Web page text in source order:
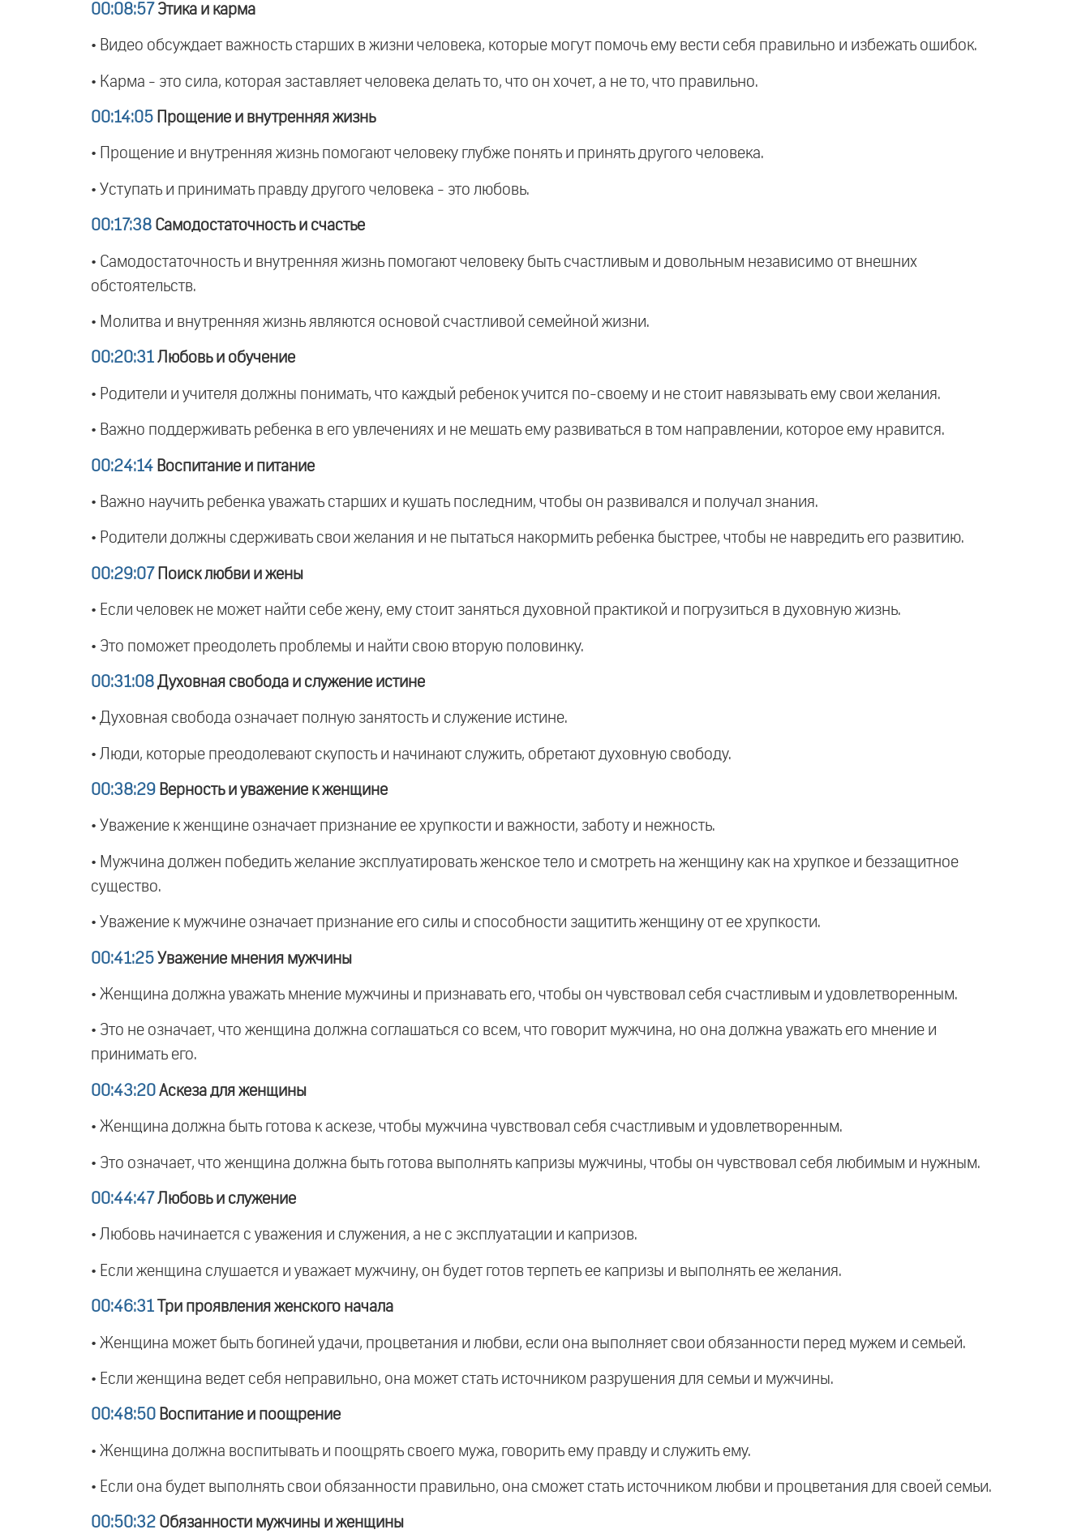
00:08:57 Этика и карма
• Видео обсуждает важность старших в жизни человека, которые могут помочь ему вести себя правильно и избежать ошибок.
• Карма - это сила, которая заставляет человека делать то, что он хочет, а не то, что правильно.
00:14:05 Прощение и внутренняя жизнь
• Прощение и внутренняя жизнь помогают человеку глубже понять и принять другого человека.
• Уступать и принимать правду другого человека - это любовь.
00:17:38 Самодостаточность и счастье
• Самодостаточность и внутренняя жизнь помогают человеку быть счастливым и довольным независимо от внешних
обстоятельств.
• Молитва и внутренняя жизнь являются основой счастливой семейной жизни.
00:20:31 Любовь и обучение
• Родители и учителя должны понимать, что каждый ребенок учится по-своему и не стоит навязывать ему свои желания.
• Важно поддерживать ребенка в его увлечениях и не мешать ему развиваться в том направлении, которое ему нравится.
00:24:14 Воспитание и питание
• Важно научить ребенка уважать старших и кушать последним, чтобы он развивался и получал знания.
• Родители должны сдерживать свои желания и не пытаться накормить ребенка быстрее, чтобы не навредить его развитию.
00:29:07 Поиск любви и жены
• Если человек не может найти себе жену, ему стоит заняться духовной практикой и погрузиться в духовную жизнь.
• Это поможет преодолеть проблемы и найти свою вторую половинку.
00:31:08 Духовная свобода и служение истине
• Духовная свобода означает полную занятость и служение истине.
• Люди, которые преодолевают скупость и начинают служить, обретают духовную свободу.
00:38:29 Верность и уважение к женщине
• Уважение к женщине означает признание ее хрупкости и важности, заботу и нежность.
• Мужчина должен победить желание эксплуатировать женское тело и смотреть на женщину как на хрупкое и беззащитное
существо.
• Уважение к мужчине означает признание его силы и способности защитить женщину от ее хрупкости.
00:41:25 Уважение мнения мужчины
• Женщина должна уважать мнение мужчины и признавать его, чтобы он чувствовал себя счастливым и удовлетворенным.
• Это не означает, что женщина должна соглашаться со всем, что говорит мужчина, но она должна уважать его мнение и
принимать его.
00:43:20 Аскеза для женщины
• Женщина должна быть готова к аскезе, чтобы мужчина чувствовал себя счастливым и удовлетворенным.
• Это означает, что женщина должна быть готова выполнять капризы мужчины, чтобы он чувствовал себя любимым и нужным.
00:44:47 Любовь и служение
• Любовь начинается с уважения и служения, а не с эксплуатации и капризов.
• Если женщина слушается и уважает мужчину, он будет готов терпеть ее капризы и выполнять ее желания.
00:46:31 Три проявления женского начала
• Женщина может быть богиней удачи, процветания и любви, если она выполняет свои обязанности перед мужем и семьей.
• Если женщина ведет себя неправильно, она может стать источником разрушения для семьи и мужчины.
00:48:50 Воспитание и поощрение
• Женщина должна воспитывать и поощрять своего мужа, говорить ему правду и служить ему.
• Если она будет выполнять свои обязанности правильно, она сможет стать источником любви и процветания для своей семьи.
00:50:32 Обязанности мужчины и женщины